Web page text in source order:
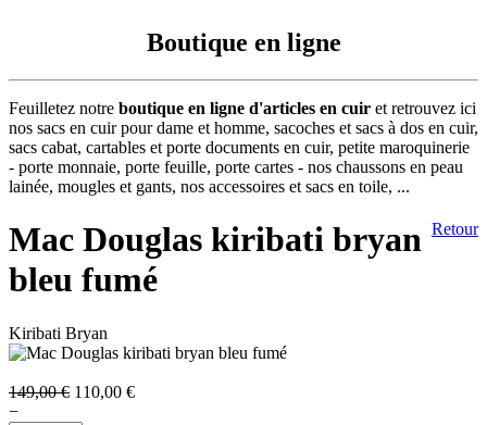
Boutique en ligne
Feuilletez notre boutique en ligne d'articles en cuir et retrouvez ici
nos sacs en cuir pour dame et homme, sacoches et sacs à dos en cuir,
sacs cabat, cartables et porte documents en cuir, petite maroquinerie
- porte monnaie, porte feuille, porte cartes - nos chaussons en peau
lainée, mougles et gants, nos accessoires et sacs en toile, ...
Retour
Mac Douglas kiribati bryan
bleu fumé
Kiribati Bryan
149,00 € 110,00 €
−